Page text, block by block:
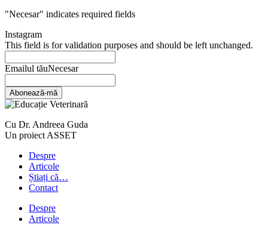
"Necesar" indicates required fields
Instagram
This field is for validation purposes and should be left unchanged.
Emailul tăuNecesar
Abonează-mă
Cu Dr. Andreea Guda
Un proiect ASSET
Despre
Articole
Știați că…
Contact
Despre
Articole